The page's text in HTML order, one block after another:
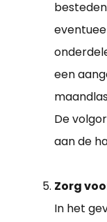
een
De
aan de
Zorg
In het